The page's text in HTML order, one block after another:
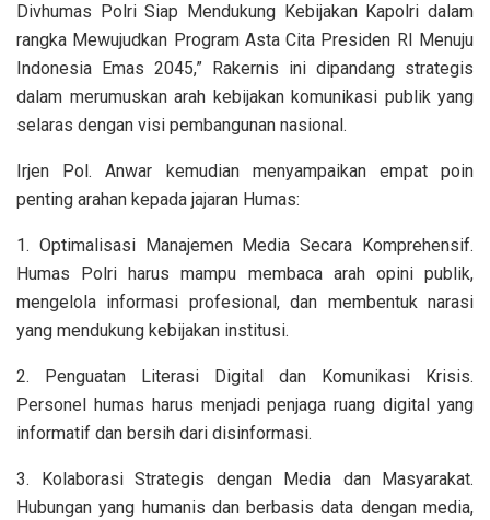
Divhumas Polri Siap Mendukung Kebijakan Kapolri dalam
rangka Mewujudkan Program Asta Cita Presiden RI Menuju
Indonesia Emas 2045,” Rakernis ini dipandang strategis
dalam merumuskan arah kebijakan komunikasi publik yang
selaras dengan visi pembangunan nasional.
Irjen Pol. Anwar kemudian menyampaikan empat poin
penting arahan kepada jajaran Humas:
1. Optimalisasi Manajemen Media Secara Komprehensif.
Humas Polri harus mampu membaca arah opini publik,
mengelola informasi profesional, dan membentuk narasi
yang mendukung kebijakan institusi.
2. Penguatan Literasi Digital dan Komunikasi Krisis.
Personel humas harus menjadi penjaga ruang digital yang
informatif dan bersih dari disinformasi.
3. Kolaborasi Strategis dengan Media dan Masyarakat.
Hubungan yang humanis dan berbasis data dengan media,